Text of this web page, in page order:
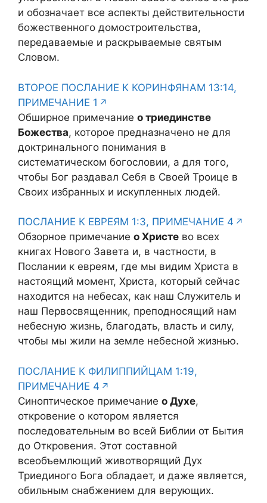
и обозначает все аспекты действительности
божественного домостроительства,
передаваемые и раскрываемые святым
Словом.
ВТОРОЕ ПОСЛАНИЕ К КОРИНФЯНАМ 13:14,
ПРИМЕЧАНИЕ 1
Обширное примечание о триединстве
Божества, которое предназначено не для
доктринального понимания в
систематическом богословии, а для того,
чтобы Бог раздавал Себя в Своей Троице в
Своих избранных и искупленных людей.
ПОСЛАНИЕ К ЕВРЕЯМ 1:3, ПРИМЕЧАНИЕ 4
Обзорное примечание о Христе во всех
книгах Нового Завета и, в частности, в
Послании к евреям, где мы видим Христа в
настоящий момент, Христа, который сейчас
находится на небесах, как наш Служитель и
наш Первосвященник, преподносящий нам
небесную жизнь, благодать, власть и силу,
чтобы мы жили на земле небесной жизнью.
ПОСЛАНИЕ К ФИЛИППИЙЦАМ 1:19,
ПРИМЕЧАНИЕ 4
Синоптическое примечание о Духе,
откровение о котором является
последовательным во всей Библии от Бытия
до Откровения. Этот составной
всеобъемлющий животворящий Дух
Триединого Бога обладает, и даже является,
обильным снабжением для верующих.